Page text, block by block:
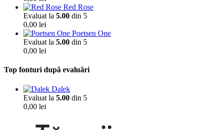
Red Rose
Evaluat la 5.00 din 5
0,00 lei
Poetsen One
Evaluat la 5.00 din 5
0,00 lei
Top fonturi după evaluări
Dalek
Evaluat la 5.00 din 5
0,00 lei